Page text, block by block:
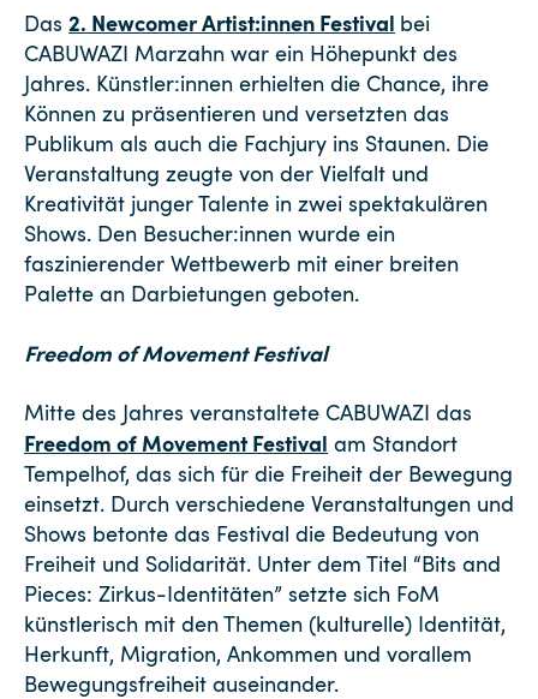
Das 2. Newcomer Artist:innen Festival bei
CABUWAZI Marzahn war ein Höhepunkt des
Jahres. Künstler:innen erhielten die Chance, ihre
Können zu präsentieren und versetzten das
Publikum als auch die Fachjury ins Staunen. Die
Veranstaltung zeugte von der Vielfalt und
Kreativität junger Talente in zwei spektakulären
Shows. Den Besucher:innen wurde ein
faszinierender Wettbewerb mit einer breiten
Palette an Darbietungen geboten.
Freedom of Movement Festival
Mitte des Jahres veranstaltete CABUWAZI das
Freedom of Movement Festival am Standort
Tempelhof, das sich für die Freiheit der Bewegung
einsetzt. Durch verschiedene Veranstaltungen und
Shows betonte das Festival die Bedeutung von
Freiheit und Solidarität. Unter dem Titel “Bits and
Pieces: Zirkus-Identitäten” setzte sich FoM
künstlerisch mit den Themen (kulturelle) Identität,
Herkunft, Migration, Ankommen und vorallem
Bewegungsfreiheit auseinander.